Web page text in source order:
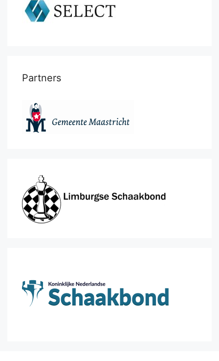
Partners